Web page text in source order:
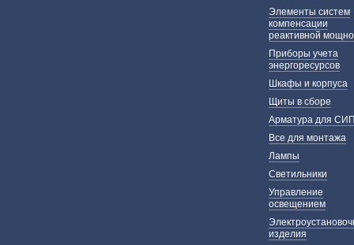
Элементы систем
компенсации
реактивной
Приборы учета
энергоресурсов
Шкафы и корпуса
Щиты в сборе
Арматура для
Все для монтажа
Лампы
Светильники
Управление
освещением
изделия